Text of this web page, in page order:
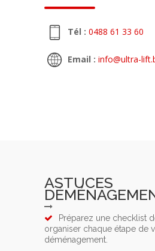
Tél : 0488 61 33 60
Email : info@ultra-
ASTUCES
Préparez une checklist
organiser chaque étape de
déménagement.